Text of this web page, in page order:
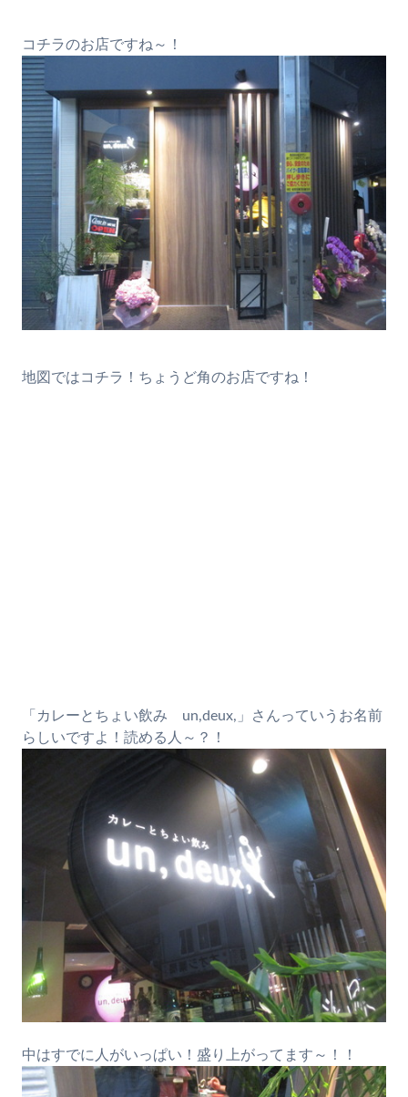
コチラのお店ですね～！
地図ではコチラ！ちょうど角のお店ですね！
「カレーとちょい飲み un,deux,」さんっていうお名前
らしいですよ！読める人～？！
中はすでに人がいっぱい！盛り上がってます～！！